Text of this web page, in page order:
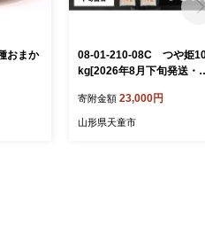
おまか
08-01-210-08C つや姫
kg[2026年8月下旬発送・
寄附金額 23,000円
山形県天童市